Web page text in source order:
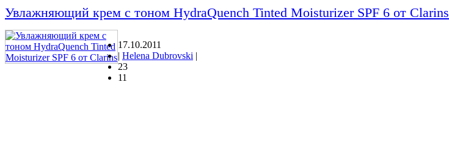
Увлажняющий крем с тоном HydraQuench Tinted Moisturizer SPF 6 от Clarins
17.10.2011
| Helena Dubrovski |
23
11